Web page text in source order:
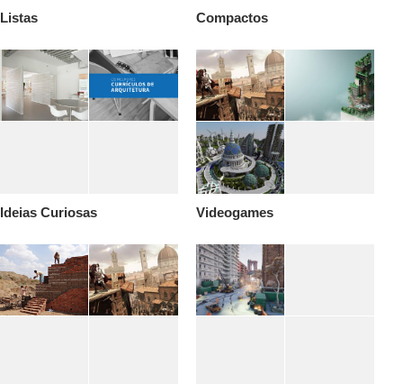
Listas Compactos
Ideias Curiosas Videogames